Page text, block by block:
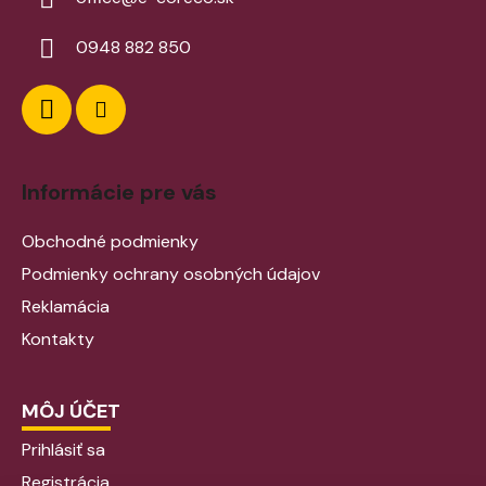
0948 882 850
Informácie pre vás
Obchodné podmienky
Podmienky ochrany osobných údajov
Reklamácia
Kontakty
MÔJ ÚČET
Prihlásiť sa